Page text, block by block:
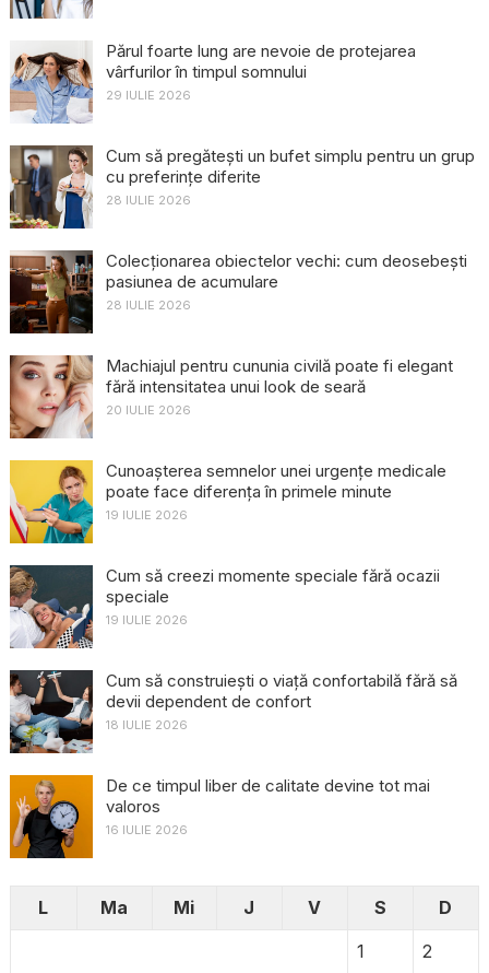
Părul foarte lung are nevoie de protejarea
vârfurilor în timpul somnului
29 IULIE 2026
Cum să pregătești un bufet simplu pentru un grup
cu preferințe diferite
28 IULIE 2026
Colecționarea obiectelor vechi: cum deosebești
pasiunea de acumulare
28 IULIE 2026
Machiajul pentru cununia civilă poate fi elegant
fără intensitatea unui look de seară
20 IULIE 2026
Cunoașterea semnelor unei urgențe medicale
poate face diferența în primele minute
19 IULIE 2026
Cum să creezi momente speciale fără ocazii
speciale
19 IULIE 2026
Cum să construiești o viață confortabilă fără să
devii dependent de confort
18 IULIE 2026
De ce timpul liber de calitate devine tot mai
valoros
16 IULIE 2026
L Ma Mi J V S
D
1
2